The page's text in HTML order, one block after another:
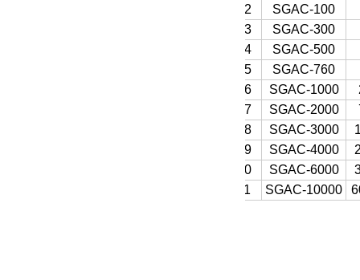
02
SGAC-100
03
SGAC-300
04
SGAC-500
05
SGAC-760
06
SGAC-1000
07
SGAC-2000
08
SGAC-3000
09
SGAC-4000
10
SGAC-6000
11
SGAC-10000